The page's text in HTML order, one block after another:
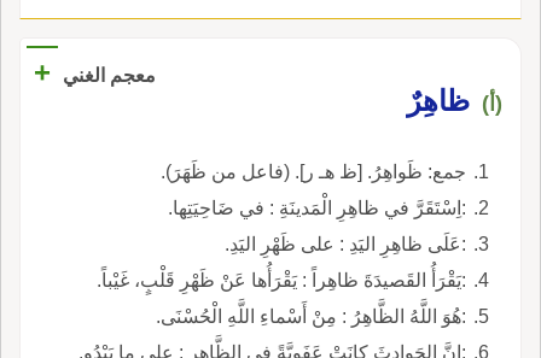
معجم الغني +
(أ) ظاهِرٌ
جمع: ظَواهِرُ. [ظ هـ ر]. (فاعل من ظَهَرَ).
:اِسْتَقَرَّ في ظاهِرِ الْمَدينَةِ : في ضَاحِيَتِها.
:عَلَى ظاهِرِ اليَدِ : على ظَهْرِ اليَدِ.
:يَقْرَأُ القَصيدَةَ ظاهِراً : يَقْرَأُها عَنْ ظَهْرِ قَلْبٍ، غَيْباً.
:هُوَ اللَّهُ الظَّاهِرُ : مِنْ أَسْماءِ اللَّهِ الْحُسْنَى.
:إِنَّ الحَوادِثَ كانَتْ عَفَوِيَّةً في الظَّاهِرِ : على ما يَبْدُو.